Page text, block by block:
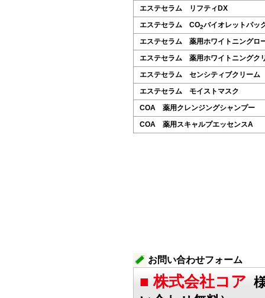
エステセラム リフティDX
エステセラム CO2バイオレットパッ
エステセラム 薬用ホワイトニングロ
エステセラム 薬用ホワイトニングク
エステセラム センシティブクリーム
エステセラム モイストマスク
COA 薬用クレンジングシャンプー
COA 薬用スキャルプエッセンスA
お問い合わせフォーム
■ 株式会社コア